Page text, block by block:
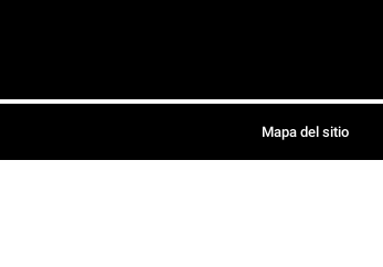
Mapa del sitio